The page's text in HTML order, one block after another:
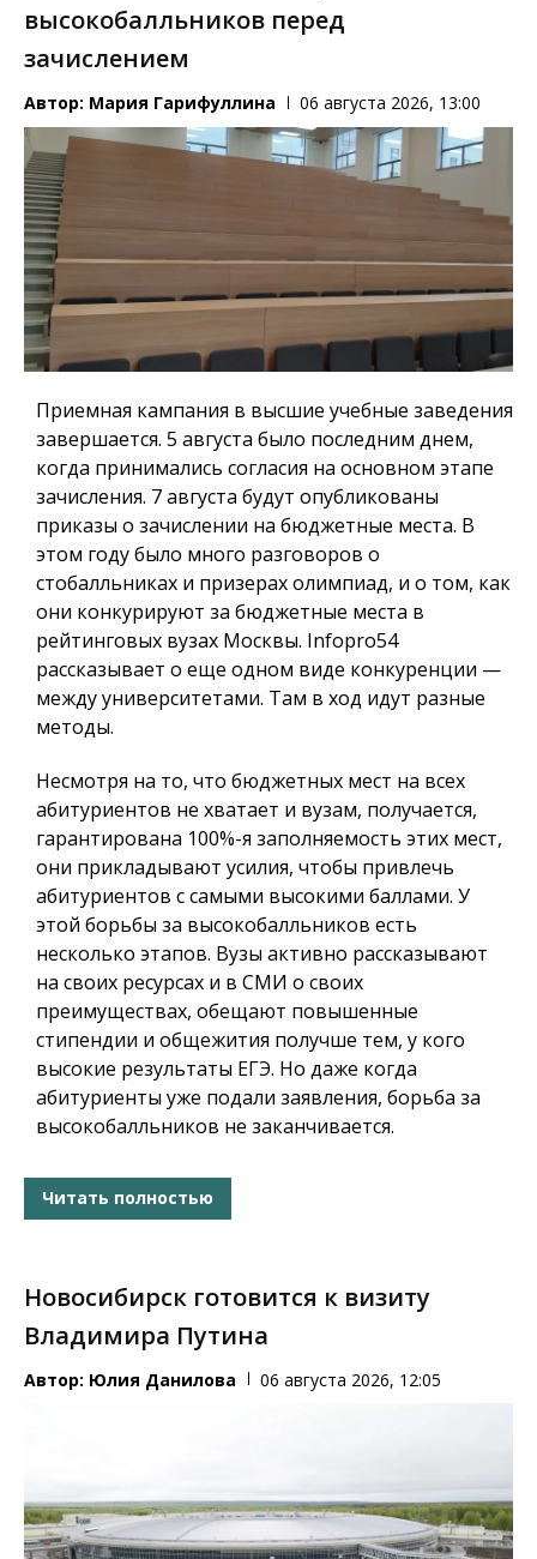
высокобалльников перед
зачислением
Автор: Мария Гарифуллина 06 августа 2026, 13:00
Приемная кампания в высшие учебные заведения
завершается. 5 августа было последним днем,
когда принимались согласия на основном этапе
зачисления. 7 августа будут опубликованы
приказы о зачислении на бюджетные места. В
этом году было много разговоров о
стобалльниках и призерах олимпиад, и о том, как
они конкурируют за бюджетные места в
рейтинговых вузах Москвы. Infopro54
рассказывает о еще одном виде конкуренции —
между университетами. Там в ход идут разные
методы.
Несмотря на то, что бюджетных мест на всех
абитуриентов не хватает и вузам, получается,
гарантирована 100%-я заполняемость этих мест,
они прикладывают усилия, чтобы привлечь
абитуриентов с самыми высокими баллами. У
этой борьбы за высокобалльников есть
несколько этапов. Вузы активно рассказывают
на своих ресурсах и в СМИ о своих
преимуществах, обещают повышенные
стипендии и общежития получше тем, у кого
высокие результаты ЕГЭ. Но даже когда
абитуриенты уже подали заявления, борьба за
высокобалльников не заканчивается.
Читать полностью
Новосибирск готовится к визиту
Владимира Путина
Автор: Юлия Данилова 06 августа 2026, 12:05